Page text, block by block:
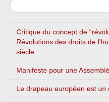
Critique du concept de
Révolutions des droits de
siècle
Manifeste pour une
Le drapeau européen est un